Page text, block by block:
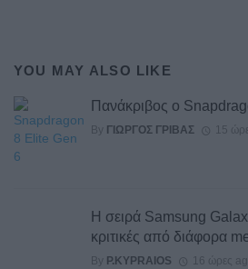
YOU MAY ALSO LIKE
Πανάκριβος ο
By ΓΙΏΡΓΟΣ ΓΡΊΒΑΣ 15
Η σειρά Samsung
κριτικές από διάφορα
By P.KYPRAIOS 16 ώρες